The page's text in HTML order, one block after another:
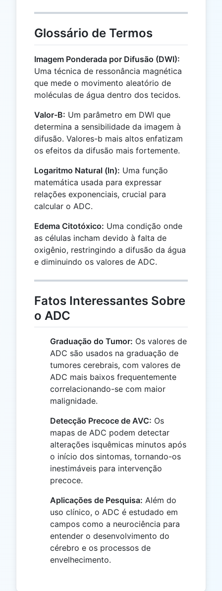
Glossário de Termos
Imagem Ponderada por Difusão (DWI):
Uma técnica de ressonância magnética
que mede o movimento aleatório de
moléculas de água dentro dos tecidos.
Valor-B: Um parâmetro em DWI que
determina a sensibilidade da imagem à
difusão. Valores-b mais altos enfatizam
os efeitos da difusão mais fortemente.
Logaritmo Natural (ln): Uma função
matemática usada para expressar
relações exponenciais, crucial para
calcular o ADC.
Edema Citotóxico: Uma condição onde
as células incham devido à falta de
oxigênio, restringindo a difusão da água
e diminuindo os valores de ADC.
Fatos Interessantes Sobre
o ADC
Graduação do Tumor: Os valores de
ADC são usados na graduação de
tumores cerebrais, com valores de
ADC mais baixos frequentemente
correlacionando-se com maior
malignidade.
Detecção Precoce de AVC: Os
mapas de ADC podem detectar
alterações isquêmicas minutos após
o início dos sintomas, tornando-os
inestimáveis para intervenção
precoce.
Aplicações de Pesquisa: Além do
uso clínico, o ADC é estudado em
campos como a neurociência para
entender o desenvolvimento do
cérebro e os processos de
envelhecimento.